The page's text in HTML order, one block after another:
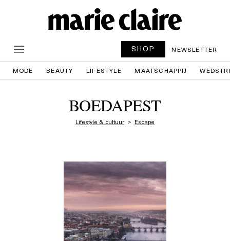
SHOP NEWSLETTER
MODE BEAUTY LIFESTYLE MAATSCHAPPIJ
BOEDAPEST
Lifestyle & cultuur Escape